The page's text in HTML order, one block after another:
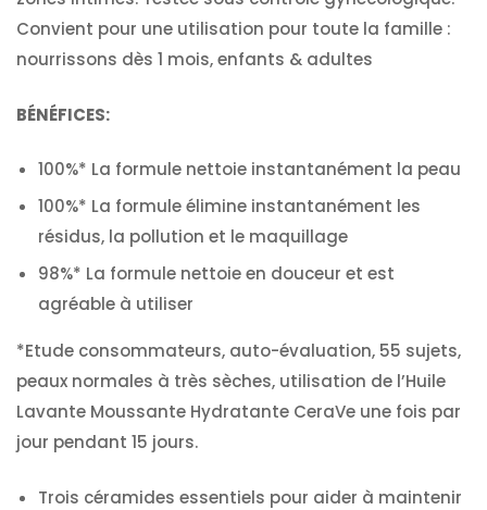
Convient pour une utilisation pour toute la famille :
nourrissons dès 1 mois, enfants & adultes
BÉNÉFICES:
100%* La formule nettoie instantanément la peau
100%* La formule élimine instantanément les
résidus, la pollution et le maquillage
98%* La formule nettoie en douceur et est
agréable à utiliser
*Etude consommateurs, auto-évaluation, 55 sujets,
peaux normales à très sèches, utilisation de l’Huile
Lavante Moussante Hydratante CeraVe une fois par
jour pendant 15 jours.
Trois céramides essentiels pour aider à maintenir